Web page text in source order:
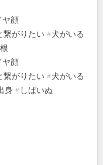
顔
がりたい #犬がいる
顔
がりたい #犬がいる
身 #しばいぬ